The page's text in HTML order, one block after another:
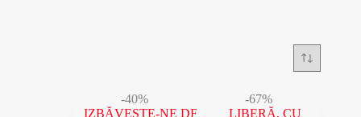
-40% -67%